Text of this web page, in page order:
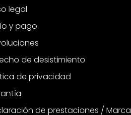
legal
y pago
de desistimiento
de privacidad
de prestaciones / Marca